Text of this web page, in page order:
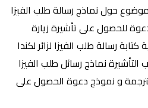
حول نماذج رسالة طلب الفيزا
دعوة للحصول على تأشيرة زيارة
رسالة طلب الفيزا لزائر لكندا
نماذج رسائل طلب الفيزا
مترجمة و نموذج دعوة الحصول على